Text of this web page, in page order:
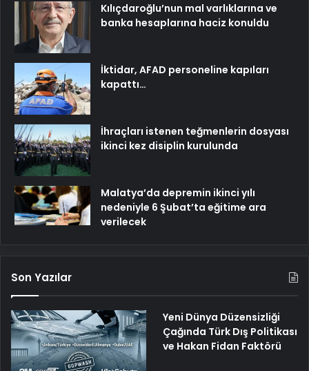
Kılıçdaroğlu’nun mal varlıklarına ve
banka hesaplarına haciz konuldu
İktidar, AFAD personeline kapıları
kapattı…
İhraçları istenen teğmenlerin dosyası
ikinci kez disiplin kurulunda
Malatya’da depremin ikinci yılı
nedeniyle 6 Şubat’ta eğitime ara
verilecek
Son Yazılar
Yeni Dünya Düzensizliği
Çağında Türk Dış Politikası
ve Hakan Fidan Faktörü